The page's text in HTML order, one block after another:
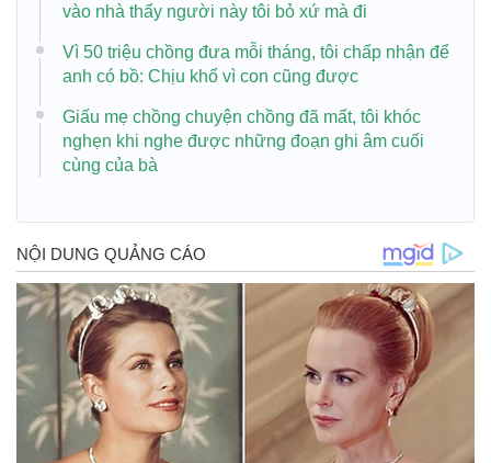
vào nhà thấy người này tôi bỏ xứ mà đi
Vì 50 triệu chồng đưa mỗi tháng, tôi chấp nhận để
anh có bồ: Chịu khổ vì con cũng được
Giấu mẹ chồng chuyện chồng đã mất, tôi khóc
nghẹn khi nghe được những đoạn ghi âm cuối
cùng của bà